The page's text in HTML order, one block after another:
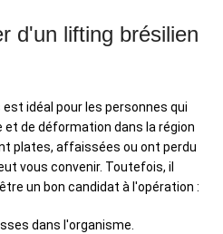
d'un lifting brésilien
idéal pour les personnes qui
de déformation dans la région
plates, affaissées ou ont perdu
vous convenir. Toutefois, il
un bon candidat à l'opération :
dans l'organisme.